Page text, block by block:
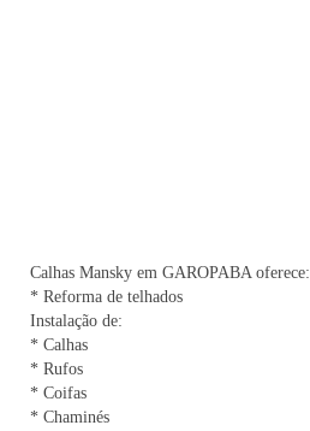
Calhas Mansky em GAROPABA oferece:
* Reforma de telhados
Instalação de:
* Calhas
* Rufos
* Coifas
* Chaminés